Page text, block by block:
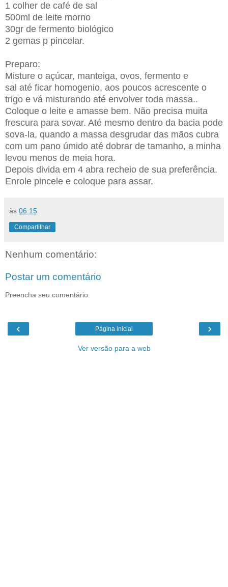
1 colher de café de sal
500ml de leite morno
30gr de fermento biológico
2 gemas p pincelar.
Preparo:
Misture o açúcar, manteiga, ovos, fermento e
sal até ficar homogenio, aos poucos acrescente o
trigo e vá misturando até envolver toda massa..
Coloque o leite e amasse bem. Não precisa muita
frescura para sovar. Até mesmo dentro da bacia pode
sova-la, quando a massa desgrudar das mãos cubra
com um pano úmido até dobrar de tamanho, a minha
levou menos de meia hora.
Depois divida em 4 abra recheio de sua preferência.
Enrole pincele e coloque para assar.
às 06:15
Compartilhar
Nenhum comentário:
Postar um comentário
Preencha seu comentário:
‹ ›
Página inicial
Ver versão para a web